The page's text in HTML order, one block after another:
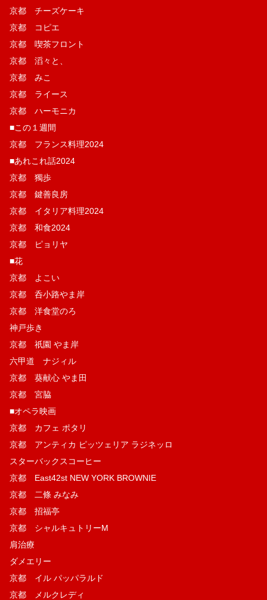
京都 チーズケーキ
京都 コピエ
京都 喫茶フロント
京都 滔々と、
京都 みこ
京都 ライース
京都 ハーモニカ
■この１週間
京都 フランス料理2024
■あれこれ話2024
京都 獨歩
京都 鍵善良房
京都 イタリア料理2024
京都 和食2024
京都 ピョリヤ
■花
京都 よこい
京都 呑小路やま岸
京都 洋食堂のろ
神戸歩き
京都 祇園 やま岸
六甲道 ナジィル
京都 葵献心 やま田
京都 宮脇
■オペラ映画
京都 カフェ ポタリ
京都 アンティカ ピッツェリア ラジネッロ
スターバックスコーヒー
京都 East42st NEW YORK BROWNIE
京都 二條 みなみ
京都 招福亭
京都 シャルキュトリーM
肩治療
ダメエリー
京都 イル パッパラルド
京都 メルクレディ